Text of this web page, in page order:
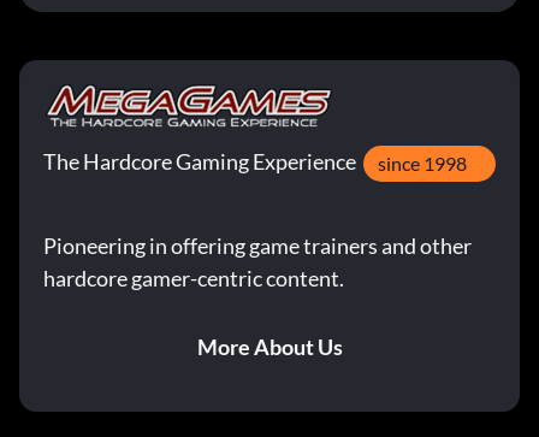
The Hardcore Gaming Experience since 1998
Pioneering in offering game trainers and other
hardcore gamer-centric content.
More About Us